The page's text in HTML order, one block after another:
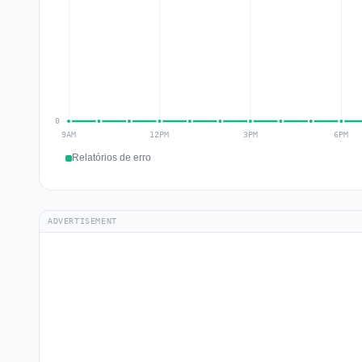
Relatórios de erro
ADVERTISEMENT